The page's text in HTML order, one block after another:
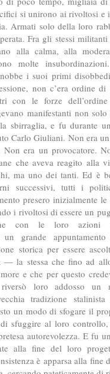
si unirono ai rivoltosi e
Armati solo della loro
Fra gli stessi
alla calma, alla
molte
i suoi primi
non c’era ordine di
con le forze
manifestanti non
sbirraglia, e fu durante
Carlo Giuliani. Non era
Non era un provocatore.
che aveva reagito alla
ma uno dei tanti. Ed è
successivi, tutti i
presero inizialmente le
i rivoltosi di essere un
con le loro azioni
un grande
storica per essere
— la stessa che fino ad
e che per questo
loro addosso un
tradizione
un modo di sfogare il
sfuggire al loro
autorevolezza. E fu
alla fine del loro
è apparsa alla fine